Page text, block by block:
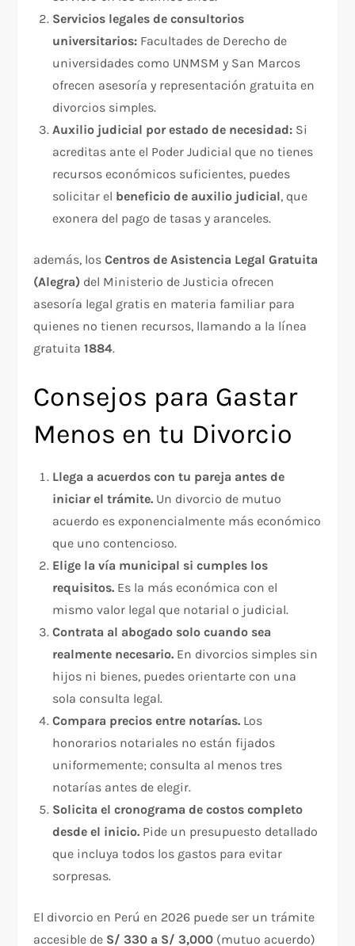
Servicios legales de consultorios
universitarios: Facultades de Derecho de
universidades como UNMSM y San Marcos
ofrecen asesoría y representación gratuita en
divorcios simples.
Auxilio judicial por estado de necesidad: Si
acreditas ante el Poder Judicial que no tienes
recursos económicos suficientes, puedes
solicitar el beneficio de auxilio judicial, que
exonera del pago de tasas y aranceles.
además, losCentros de Asistencia Legal Gratuita
(Alegra) del Ministerio de Justicia ofrecen
asesoría legal gratis en materia familiar para
quienes no tienen recursos, llamando a la línea
gratuita1884.
Consejos para Gastar
Menos en tu Divorcio
Llega a acuerdos con tu pareja antes de
iniciar el trámite. Un divorcio de mutuo
acuerdo es exponencialmente más económico
que uno contencioso.
Elige la vía municipal si cumples los
requisitos. Es la más económica con el
mismo valor legal que notarial o judicial.
Contrata al abogado solo cuando sea
realmente necesario. En divorcios simples sin
hijos ni bienes, puedes orientarte con una
sola consulta legal.
Compara precios entre notarías. Los
honorarios notariales no están fijados
uniformemente; consulta al menos tres
notarías antes de elegir.
Solicita el cronograma de costos completo
desde el inicio. Pide un presupuesto detallado
que incluya todos los gastos para evitar
sorpresas.
El divorcio en Perú en 2026 puede ser un trámite
accesible de S/ 330 a S/ 3,000 (mutuo acuerdo)